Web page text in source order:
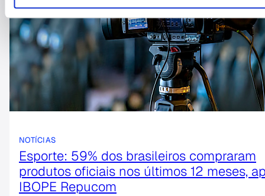
NOTÍCIAS
Esporte: 59% dos brasileiros compraram
produtos oficiais nos últimos 12 meses,
IBOPE Repucom